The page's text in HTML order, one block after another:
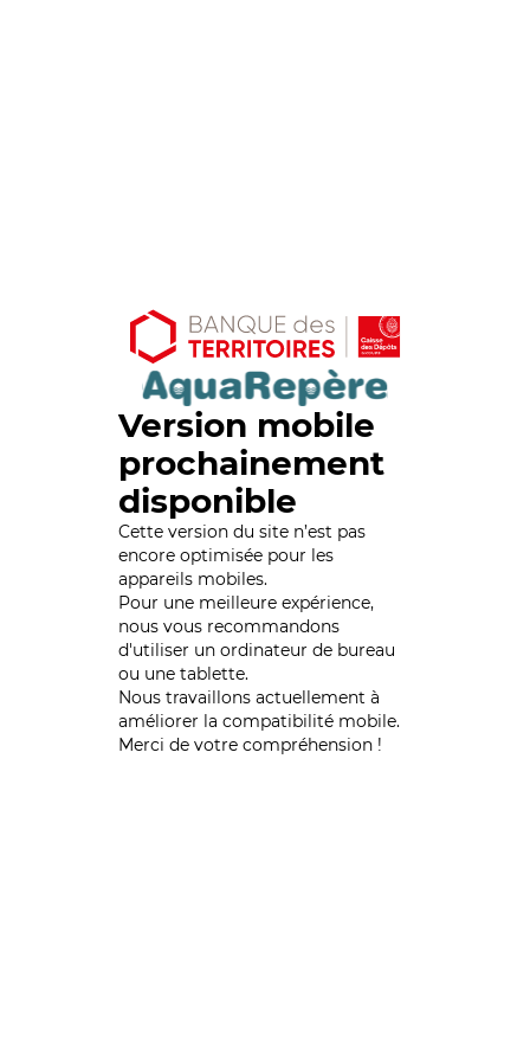
Version mobile
prochainement
disponible
Cette version du site n’est pas
encore optimisée pour les
appareils mobiles.
Pour une meilleure expérience,
nous vous recommandons
d'utiliser un ordinateur de bureau
ou une tablette.
Nous travaillons actuellement à
améliorer la compatibilité mobile.
Merci de votre compréhension !